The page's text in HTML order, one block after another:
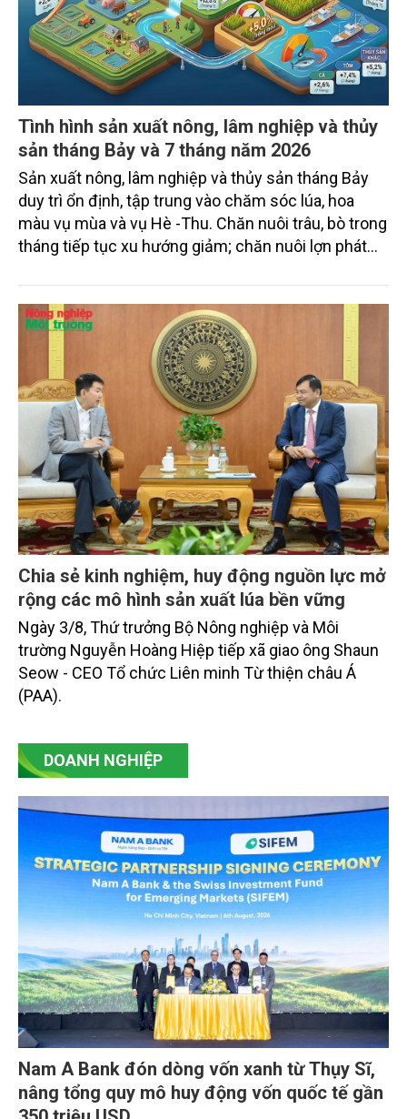
Tình hình sản xuất nông, lâm nghiệp và thủy
sản tháng Bảy và 7 tháng năm 2026
Sản xuất nông, lâm nghiệp và thủy sản tháng Bảy
duy trì ổn định, tập trung vào chăm sóc lúa, hoa
màu vụ mùa và vụ Hè -Thu. Chăn nuôi trâu, bò trong
tháng tiếp tục xu hướng giảm; chăn nuôi lợn phát
trưởng khá. Diện tích rừng trồng mới và sản lượng
thủy sản đều tăng nhẹ.
Chia sẻ kinh nghiệm, huy động nguồn lực mở
rộng các mô hình sản xuất lúa bền vững
Ngày 3/8, Thứ trưởng Bộ Nông nghiệp và Môi
trường Nguyễn Hoàng Hiệp tiếp xã giao ông Shaun
Seow - CEO Tổ chức Liên minh Từ thiện châu Á
(PAA).
DOANH NGHIỆP
Nam A Bank đón dòng vốn xanh từ Thụy Sĩ,
nâng tổng quy mô huy động vốn quốc tế gần